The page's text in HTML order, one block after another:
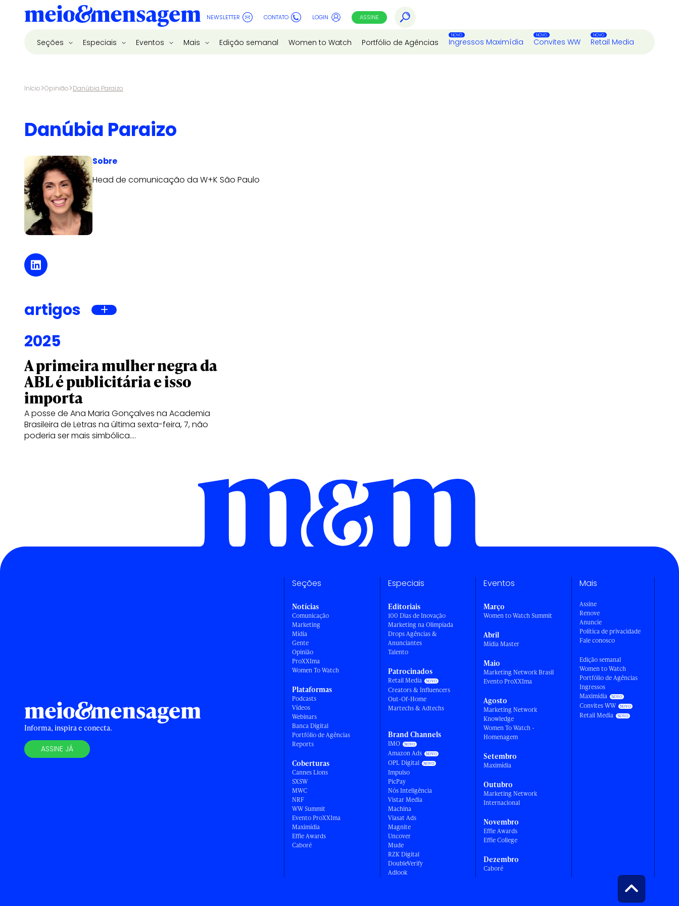
NEWSLETTER CONTATO LOGIN ASSINE
Seções Especiais Eventos Mais Edição semanal Women to Watch Portfólio de Agências Ingressos Maximídia Convites WW Retail Media
Início>Opinião>Danúbia Paraizo
Danúbia Paraizo
Sobre
Head de comunicação da W+K São Paulo
artigos
2025
A primeira mulher negra da
ABL é publicitária e isso
importa
A posse de Ana Maria Gonçalves na Academia
Brasileira de Letras na última sexta-feira, 7, não
poderia ser mais simbólica.…
Informa, inspira e conecta.
ASSINE JÁ
Seções
Notícias
Comunicação
Marketing
Mídia
Gente
Opinião
ProXXIma
Women To Watch
Plataformas
Podcasts
Vídeos
Webinars
Banca Digital
Portfólio de Agências
Reports
Coberturas
Cannes Lions
SXSW
MWC
NRF
WW Summit
Evento ProXXIma
Maximídia
Effie Awards
Caboré
Especiais
Editoriais
100 Dias de Inovação
Marketing na Olimpíada
Drops Agências &
Anunciantes
Talento
Patrocinados
Retail Media
Creators & Influencers
Out-Of-Home
Martechs & Adtechs
Brand Channels
IMO
Amazon Ads
OPL Digital
Impulso
PicPay
Nós Inteligência
Vistar Media
Machina
Viasat Ads
Magnite
Uncover
Mude
RZK Digital
DoubleVerify
Adlook
Eventos
Março
Women to Watch Summit
Abril
Mídia Master
Maio
Marketing Network Brasil
Evento ProXXIma
Agosto
Marketing Network
Knowledge
Women To Watch -
Homenagem
Setembro
Maximídia
Outubro
Marketing Network
Internacional
Novembro
Effie Awards
Effie College
Dezembro
Caboré
Mais
Assine
Renove
Anuncie
Política de privacidade
Fale conosco
Edição semanal
Women to Watch
Portfólio de Agências
Ingressos
Maximídia
Convites WW
Retail Media